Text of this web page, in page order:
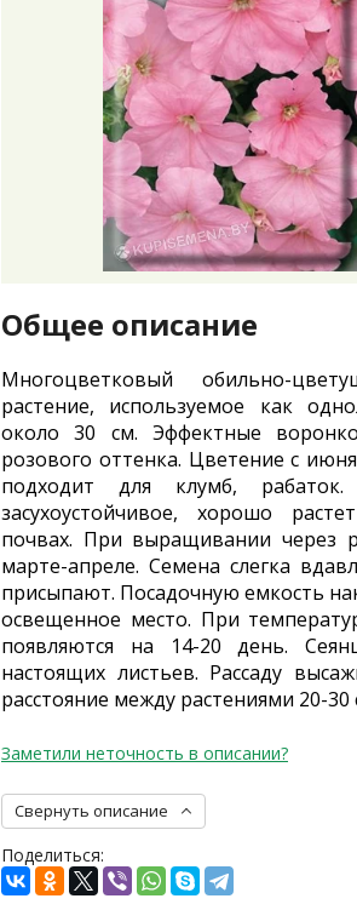
Общее описание
Многоцветковый обильно-
растение, используемое как
около 30 см. Эффектные
розового оттенка. Цветение с
подходит для клумб, рабаток.
засухоустойчивое, хорошо
почвах. При выращивании через
марте-апреле. Семена слегка
присыпают. Посадочную емкость
освещенное место. При
появляются на 14-20 день.
настоящих листьев. Рассаду
расстояние между растениями 20-30
Заметили неточность в описании?
Свернуть описание
Поделиться: